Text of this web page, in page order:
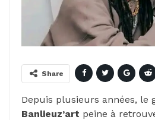
Share
Depuis plusieurs années, le
Banlieuz’art peine à